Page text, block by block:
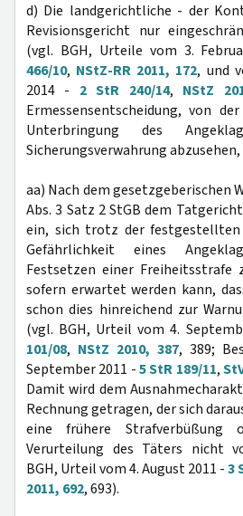
d) Die landgerichtliche - der
Revisionsgericht nur
(vgl. BGH, Urteile vom 3.
466/10, NStZ-RR 2011, 172, und
2014 - 2 StR 240/14, NStZ
Ermessensentscheidung, von
Unterbringung des
Sicherungsverwahrung
aa) Nach dem gesetzgeberischen
Abs. 3 Satz 2 StGB dem
ein, sich trotz der festgestellten
Gefährlichkeit eines
Festsetzen einer Freiheitsstrafe
sofern erwartet werden kann,
schon dies hinreichend zur
(vgl. BGH, Urteil vom 4.
101/08, NStZ 2010, 387, 389;
September 2011 -5 StR 189/11,
Damit wird dem
Rechnung getragen, der sich
eine frühere Strafverbüßung
Verurteilung des Täters nicht
BGH, Urteil vom 4. August 2011 -3
2011, 692, 693).